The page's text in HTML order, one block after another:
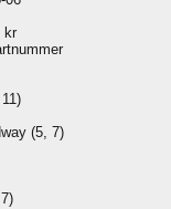
kr
(5, 7)